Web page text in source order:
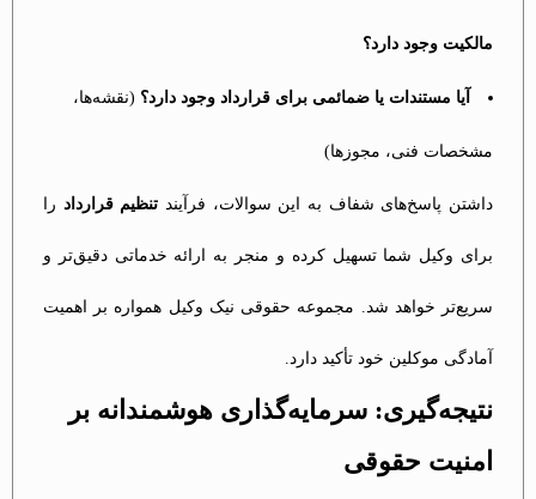
مالکیت وجود دارد؟
آیا مستندات یا ضمائمی برای قرارداد وجود دارد؟ (نقشه‌ها،
مشخصات فنی، مجوزها)
داشتن پاسخ‌های شفاف به این سوالات، فرآیند تنظیم قرارداد را
برای وکیل شما تسهیل کرده و منجر به ارائه خدماتی دقیق‌تر و
سریع‌تر خواهد شد. مجموعه حقوقی نیک وکیل همواره بر اهمیت
آمادگی موکلین خود تأکید دارد.
نتیجه‌گیری: سرمایه‌گذاری هوشمندانه بر
امنیت حقوقی